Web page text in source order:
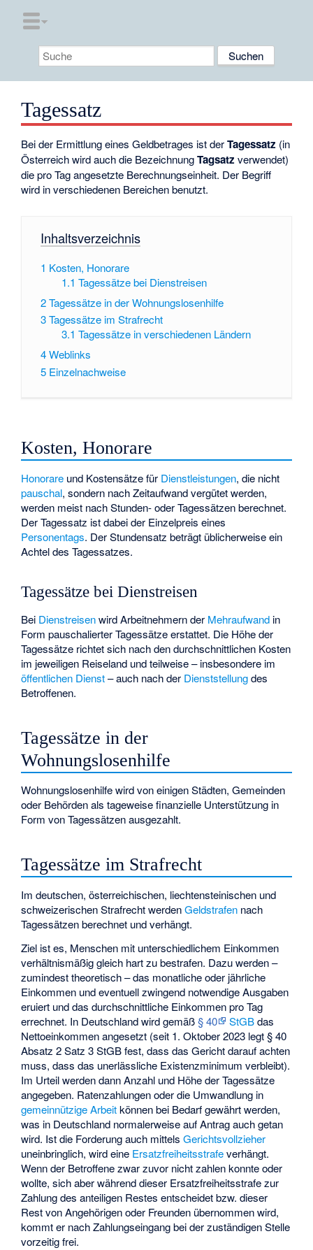
Tagessatz
Bei der Ermittlung eines Geldbetrages ist derTagessatz (in
Österreich wird auch die BezeichnungTagsatz verwendet)
die pro Tag angesetzte Berechnungseinheit. Der Begriff
wird in verschiedenen Bereichen benutzt.
Inhaltsverzeichnis
1 Kosten, Honorare
1.1 Tagessätze bei Dienstreisen
2Tagessätze in der Wohnungslosenhilfe
3Tagessätze im Strafrecht
3.1 Tagessätze in verschiedenen Ländern
4Weblinks
5 Einzelnachweise
Kosten, Honorare
Honorare und Kostensätze für Dienstleistungen, die nicht
pauschal, sondern nach Zeitaufwand vergütet werden,
werden meist nach Stunden- oder Tagessätzen berechnet.
Der Tagessatz ist dabei der Einzelpreis eines
Personentags. Der Stundensatz beträgt üblicherweise ein
Achtel des Tagessatzes.
Tagessätze bei Dienstreisen
Bei Dienstreisenwird Arbeitnehmern der Mehraufwand in
Form pauschalierter Tagessätze erstattet. Die Höhe der
Tagessätze richtet sich nach den durchschnittlichen Kosten
im jeweiligen Reiseland und teilweise – insbesondere im
öffentlichen Dienst– auch nach der Dienststellungdes
Betroffenen.
Tagessätze in der
Wohnungslosenhilfe
Wohnungslosenhilfe wird von einigen Städten, Gemeinden
oder Behörden als tageweise finanzielle Unterstützung in
Form von Tagessätzen ausgezahlt.
Tagessätze im Strafrecht
Im deutschen, österreichischen, liechtensteinischen und
schweizerischen Strafrecht werdenGeldstrafen nach
Tagessätzen berechnet und verhängt.
Ziel ist es, Menschen mit unterschiedlichem Einkommen
verhältnismäßig gleich hart zu bestrafen. Dazu werden –
zumindest theoretisch – das monatliche oder jährliche
Einkommen und eventuell zwingend notwendige Ausgaben
eruiert und das durchschnittliche Einkommen pro Tag
errechnet. In Deutschland wird gemäß§ 40 StGBdas
Nettoeinkommen angesetzt (seit 1. Oktober 2023 legt § 40
Absatz 2 Satz 3 StGB fest, dass das Gericht darauf achten
muss, dass das unerlässliche Existenzminimum verbleibt).
Im Urteil werden dann Anzahl und Höhe der Tagessätze
angegeben. Ratenzahlungen oder die Umwandlung in
gemeinnützige Arbeitkönnen bei Bedarf gewährt werden,
was in Deutschland normalerweise auf Antrag auch getan
wird. Ist die Forderung auch mittelsGerichtsvollzieher
uneinbringlich, wird eine Ersatzfreiheitsstrafeverhängt.
Wenn der Betroffene zwar zuvor nicht zahlen konnte oder
wollte, sich aber während dieser Ersatzfreiheitsstrafe zur
Zahlung des anteiligen Restes entscheidet bzw. dieser
Rest von Angehörigen oder Freunden übernommen wird,
kommt er nach Zahlungseingang bei der zuständigen Stelle
vorzeitig frei.